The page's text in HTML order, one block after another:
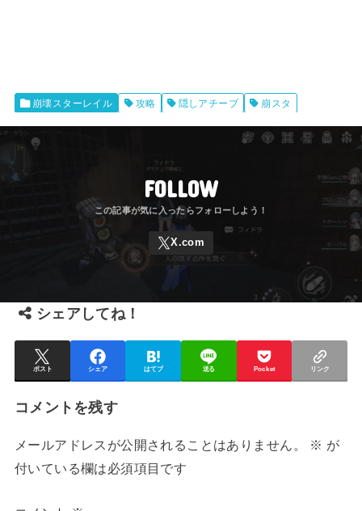
崩壊スターレイル 攻略 隠しアチーブ 崩スタ
FOLLOW
シェアしてね！
ポスト シェア はてブ 送る Pocket リンク
コメントを残す
メールアドレスが公開されることはありません。 ※ が
付いている欄は必須項目です